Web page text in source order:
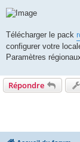
Télécharger le pack
configurer votre
Paramètres
Répondre